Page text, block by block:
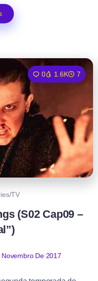
0 1.6K 7
TV
(S02 Cap09 –
Novembro De 2017